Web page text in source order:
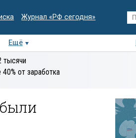
Журнал «РФ сегодня»
Ещё
экспертиза
тысячи
от заработка